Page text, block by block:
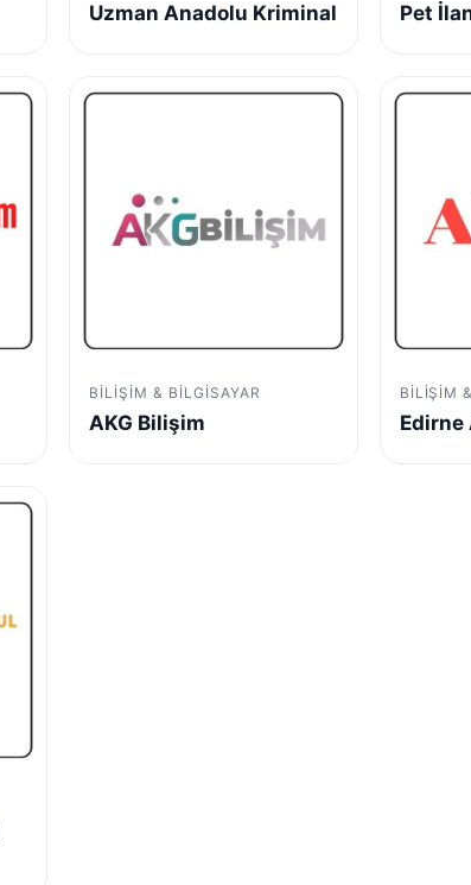
Uzman Anadolu Kriminal Pet
BILIŞIM & BILGISAYAR
AKG Bilişim
BILIŞIM
Edirne